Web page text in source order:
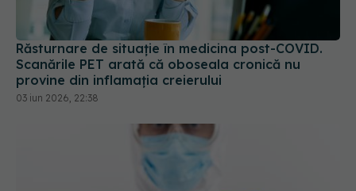
Răsturnare de situație în medicina post-COVID.
Scanările PET arată că oboseala cronică nu
provine din inflamația creierului
03 iun 2026, 22:38